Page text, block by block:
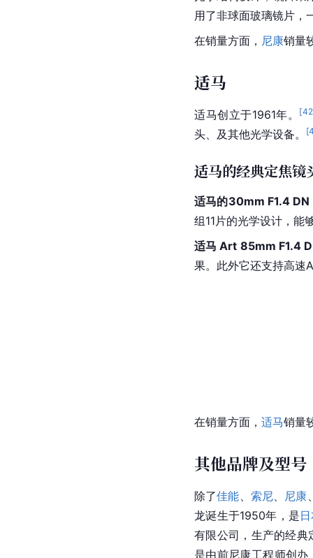
用了非球面玻璃镜片
在销量方面， 尼康销量
适马
适马创立于1961年。 [42
头 、及其他光学设备。 [
适马的经典定焦镜
适马的30mm F1.4 DN
组11片的光学设计，能
适马 Art 85mm F1.4
果。此外它还支持高速
在销量方面， 适马销量
其他品牌及型号
除了佳能 索尼 尼康
龙诞生于1950年，是
有限公司，生产的经
是由前尼康工程师创办